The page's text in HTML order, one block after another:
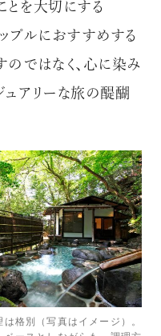
とを大切にする
プルにおすすめする
のではなく、心に染み
ュアリーな旅の醍醐
格別（写真はイメージ）。